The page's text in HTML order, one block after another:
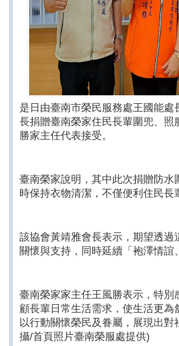
是日由臺南市榮民服務處王國能
長捐贈臺南榮家住民長輩圍兜、
勝家主任代表接受。
臺南榮家說明，其中此次捐贈防
時保持衣物清潔，不僅便利住民
該協會黃靖雅會長表示，期望透
關懷與支持，同時延續「袍澤情誼
臺南榮家家主任王風勝表示，特
顧長輩日常生活需求，使生活更
以行動關懷榮民及眷屬，展現出
攝/首頁照片臺南榮服處提供)